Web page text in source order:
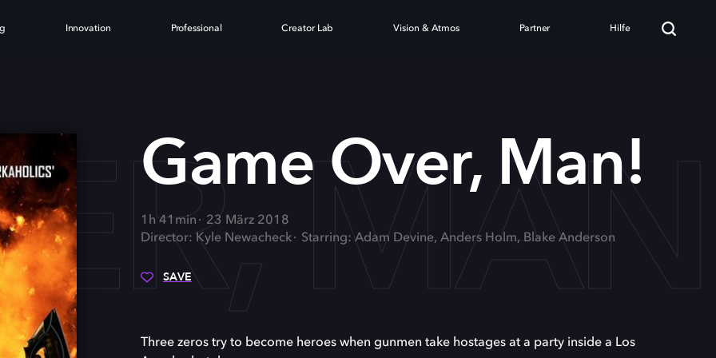
Innovation Professional Creator Lab Vision & Atmos Partner Hilfe
Game Over, Man!
1h 41min
23 März 2018
Director: Kyle Newacheck
Starring: Adam Devine, Anders Holm, Blake Anderson
SAVE
Three zeros try to become heroes when gunmen take hostages at a party inside a Los